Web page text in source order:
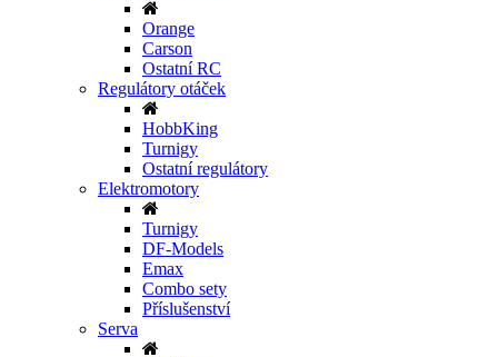
Orange
Carson
Ostatní RC
Regulátory otáček
HobbKing
Turnigy
Ostatní regulátory
Elektromotory
Turnigy
DF-Models
Emax
Combo sety
Příslušenství
Serva